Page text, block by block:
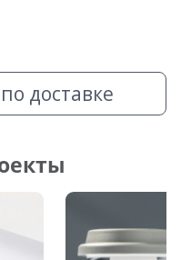
доставке